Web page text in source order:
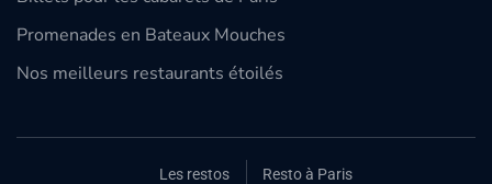
Promenades en Bateaux Mouches
Nos meilleurs restaurants étoilés
Les restos Resto à Paris